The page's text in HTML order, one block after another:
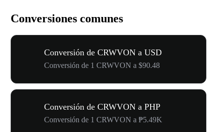
Conversiones comunes
Conversión de CRWVON a USD
Conversión de 1 CRWVON a $90.48
Conversión de CRWVON a PHP
Conversión de 1 CRWVON a ₱5.49K